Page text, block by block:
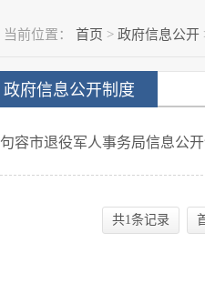
当前位置： 首页 > 政府信息公开
政府信息公开制度
句容市退役军人事务局信息公
共1条记录